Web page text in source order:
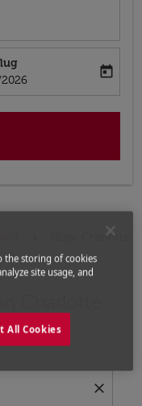
return-date-aria-label
today
Flüge Charlotte
close
the storing of cookies
site usage, and
All Cookies